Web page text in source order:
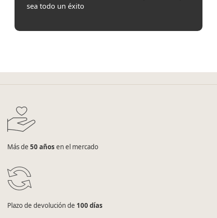
sea todo un éxito
Más de 50 años en el mercado
Plazo de devolución de 100 días